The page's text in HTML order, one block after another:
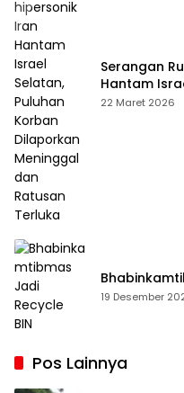
Serangan
Hantam
Dilaporkan
22 Maret 2026
19 Desember
Pos Lainnya